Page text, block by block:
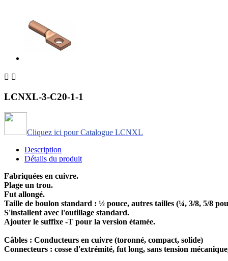
 
LCNXL-3-C20-1-1
Cliquez ici pour Catalogue LCNXL
Description
Détails du produit
Fabriquées en cuivre.
Plage un trou.
Fut allongé.
Taille de boulon standard : ½ pouce, autres tailles (¼, 3/8, 5/8
S'installent avec l'outillage standard.
Ajouter le suffixe -T pour la version étamée.
Câbles : Conducteurs en cuivre (toronné, compact, solide)
Connecteurs : cosse d'extrémité, fut long, sans tension